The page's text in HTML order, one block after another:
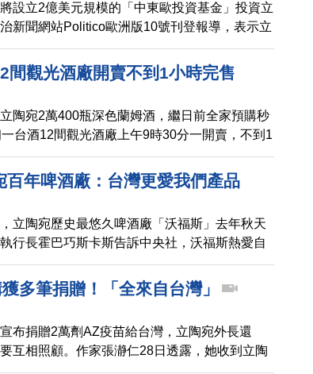
設立2億美元規模的「中東歐投資基金」投資立
新聞網站Politico歐洲版10號刊登報導，表示立
共攤牌，為立陶宛帶來歐洲大國夢寐以求的晶
間觀光酒廠開賣不到1小時完售
陶宛2萬400瓶深色蘭姆酒，繼日前全家預購秒
台酒12間觀光酒廠上午9時30分一開賣，不到1
長丁彥哲表示，為了讓更多人擁有，現場每人
百年啤酒廠：台灣更愛我們產品
立陶宛歷史最悠久啤酒廠「沃福斯」去年秋天
行長霍巴巧斯卡斯告訴中央社，沃福斯熱愛自
愛必須是互相的」；若來自台灣的愛更多，
多筆捐贈！「全來自台灣」
布捐贈2萬劑AZ疫苗給台灣，立陶宛外長還
互相照顧。作家張瀞仁28日透露，她收到立陶
，對方表示，一下收到87筆捐款，本來以為是